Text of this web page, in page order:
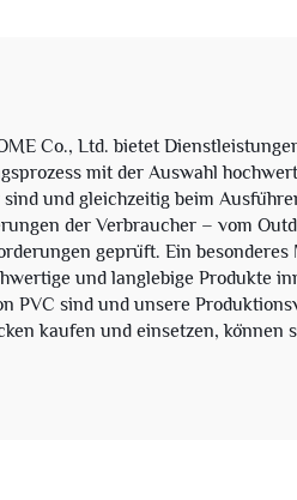
Co., Ltd. bietet
mit der Auswahl
und gleichzeitig beim
der Verbraucher – vom
geprüft. Ein
und langlebige Produkte
PVC sind und unsere
kaufen und einsetzen,